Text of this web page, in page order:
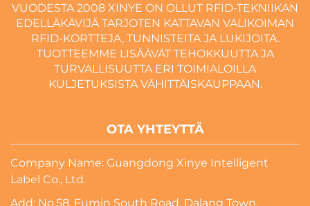
VUODESTA 2008 XINYE ON OLLUT RFID-TEKNIIKAN
EDELLÄKÄVIJÄ TARJOTEN KATTAVAN VALIKOIMAN
RFID-KORTTEJA, TUNNISTEITA JA LUKIJOITA.
TUOTTEEMME LISÄÄVÄT TEHOKKUUTTA JA
TURVALLISUUTTA ERI TOIMIALOILLA
KULJETUKSISTA VÄHITTÄISKAUPPAAN.
OTA YHTEYTTÄ
Company Name: Guangdong Xinye Intelligent
Label Co., Ltd.
Add: No.58, Fumin South Road, Dalang Town,